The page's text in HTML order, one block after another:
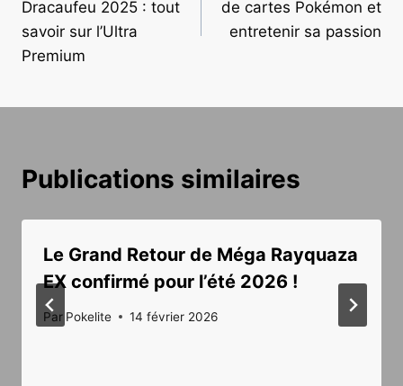
l’article
Dracaufeu 2025 : tout
savoir sur l’Ultra
Premium
de cartes Pokémon et
entretenir sa passion
Publications similaires
Le Grand Retour de Méga Rayquaza
EX confirmé pour l’été 2026 !
Par Pokelite 14 février 2026